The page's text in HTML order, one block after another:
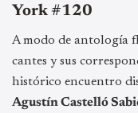
York #120
A modo de antología
cantes y sus
histórico encuentro
Agustín Castelló